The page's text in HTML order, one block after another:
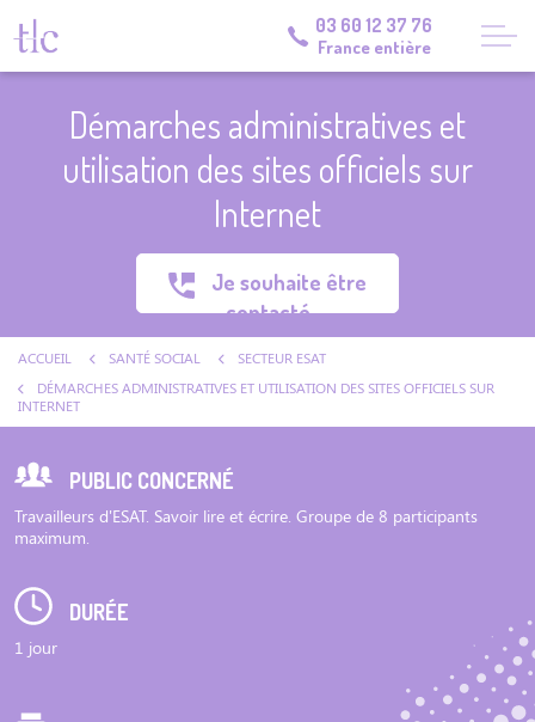
03 60 12 37 76
France entière
Démarches administratives et
utilisation des sites officiels sur
Internet
Je souhaite être
contacté
ACCUEIL SANTÉ SOCIAL
SECTEUR ESAT
DÉMARCHES ADMINISTRATIVES ET UTILISATION DES SITES OFFICIELS SUR
INTERNET
PUBLIC CONCERNÉ
Travailleurs d'ESAT. Savoir lire et écrire. Groupe de 8 participants
maximum.
DURÉE
1 jour